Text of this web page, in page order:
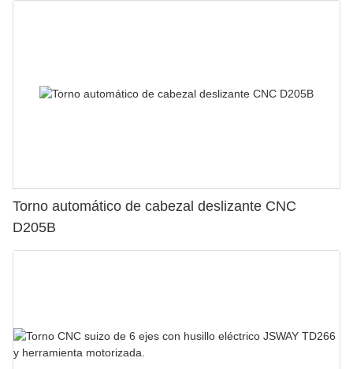
Torno automático de cabezal deslizante CNC
D205B